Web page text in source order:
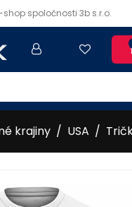
spoločnosti 3b s.r.o.
krajiny USA